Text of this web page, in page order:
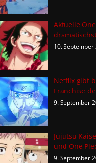
Aktuelle
10. September
Netflix gibt
Franchise
9. September
Jujutsu
und One
9. September